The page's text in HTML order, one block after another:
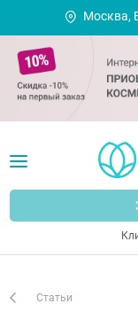
Москва,
Статьи